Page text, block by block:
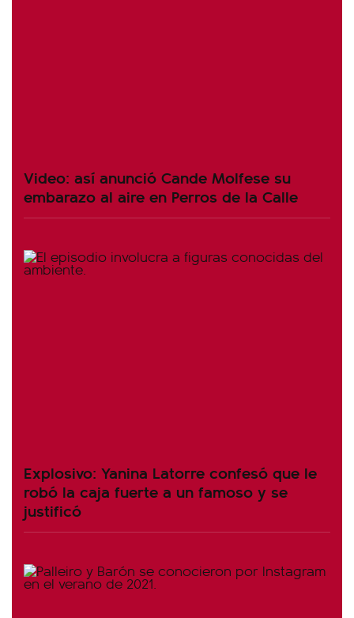
Video: así anunció Cande Molfese su
embarazo al aire en Perros de la Calle
Explosivo: Yanina Latorre confesó que le
robó la caja fuerte a un famoso y se
justificó